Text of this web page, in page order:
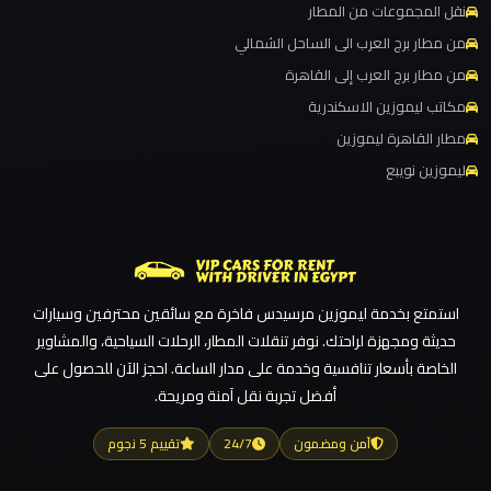
ليموزين مطار برج العرب
ليموزين مطار القاهرة الي اسكندرية
ليموزين مطار القاهرة الدولي
ليموزين مطار القاهرة الخط الساخن
ليموزين مطار القاهرة أسعار
ليموزين مطار العلمين الجديدة
ليموزين مطار العلمين
ليموزين مطار العالمين
ليموزين مطار العاصمة الادارية
ليموزين مطار اكتوبر
القاهرة
الخط
الساخن
ليموزين
مطار
ليموزين
مطار
القاهرة
نقل المجموعات من المطار
من مطار برج العرب الى الساحل الشمالي
من مطار برج العرب إلى القاهرة
مكاتب ليموزين الاسكندرية
مطار القاهرة ليموزين
ليموزين نويبع
استمتع بخدمة ليموزين مرسيدس فاخرة مع سائقين محترفين وسيارات
حديثة ومجهزة لراحتك. نوفر تنقلات المطار، الرحلات السياحية، والمشاوير
الخاصة بأسعار تنافسية وخدمة على مدار الساعة. احجز الآن للحصول على
أفضل تجربة نقل آمنة ومريحة.
آمن ومضمون 24/7 تقييم 5 نجوم